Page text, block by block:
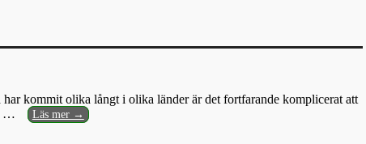
kommit olika långt i olika länder är det fortfarande komplicerat att
… Läs mer →